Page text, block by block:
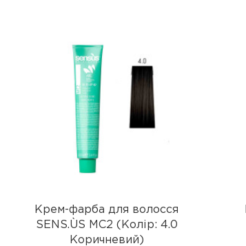
Крем-фарба для волосся
SENS.ÙS MC2 (Колір: 4.0
Коричневий)